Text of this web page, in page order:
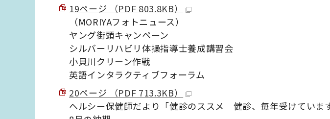
19ページ （PDF 803.8KB）
（MORIYAフォトニュース）
ヤング街頭キャンペーン
シルバーリハビリ体操指導士養成講習会
小貝川クリーン作戦
英語インタラクティブフォーラム
20ページ （PDF 713.3KB）
ヘルシー保健師だより「健診のススメ 健診、毎年受けていま